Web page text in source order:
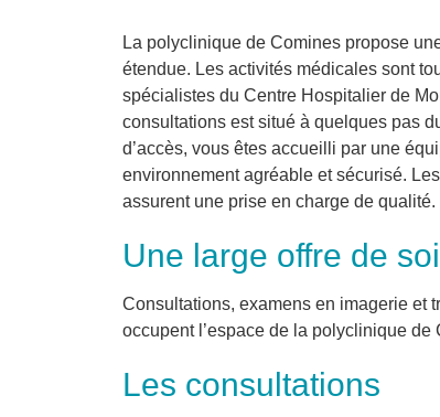
La polyclinique de Comines propose
étendue. Les activités médicales sont
spécialistes du Centre Hospitalier de
consultations est situé à quelques pas
d’accès, vous êtes accueilli par une
environnement agréable et sécurisé.
assurent une prise en charge de qualité.
Une large offre de
Consultations, examens en imagerie et
occupent l’espace de la polyclinique de
Les consultations